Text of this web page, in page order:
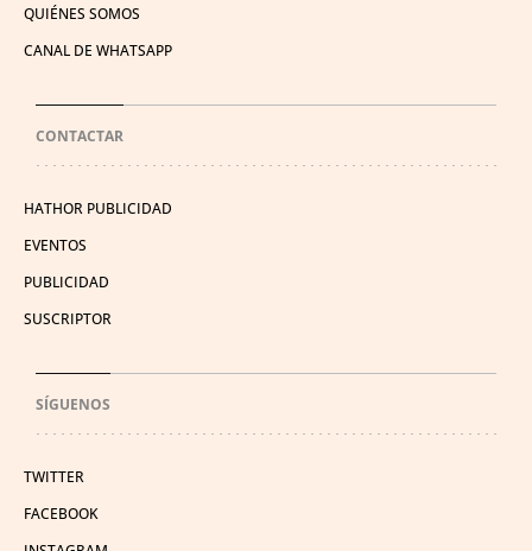
QUIÉNES SOMOS
CANAL DE WHATSAPP
CONTACTAR
HATHOR PUBLICIDAD
EVENTOS
PUBLICIDAD
SUSCRIPTOR
SÍGUENOS
TWITTER
FACEBOOK